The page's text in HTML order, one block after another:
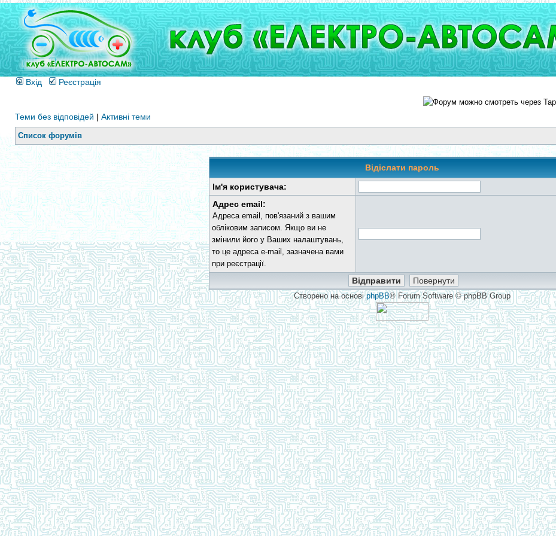
Вхід Реєстрація
Теми без відповідей | Активні теми
Список форумів
Відіслати пароль
Ім'я користувача:
Адрес email:
Адреса email, пов'язаний з вашим
обліковим записом. Якщо ви не
змінили його у Ваших налаштувань,
то це адреса e-mail, зазначена вами
при реєстрації.
Створено на основіphpBB® Forum Software © phpBB Group